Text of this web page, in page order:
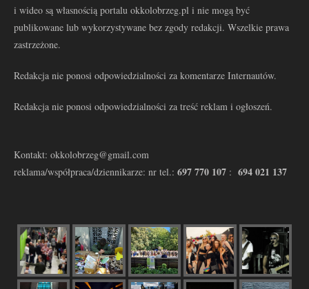
i wideo są własnością portalu okkolobrzeg.pl i nie mogą być
publikowane lub wykorzystywane bez zgody redakcji. Wszelkie prawa
zastrzeżone.
Redakcja nie ponosi odpowiedzialności za komentarze Internautów.
Redakcja nie ponosi odpowiedzialności za treść reklam i ogłoszeń.
Kontakt: okkolobrzeg@gmail.com
reklama/współpraca/dziennikarze: nr tel.: 697 770 107 : 694 021 137